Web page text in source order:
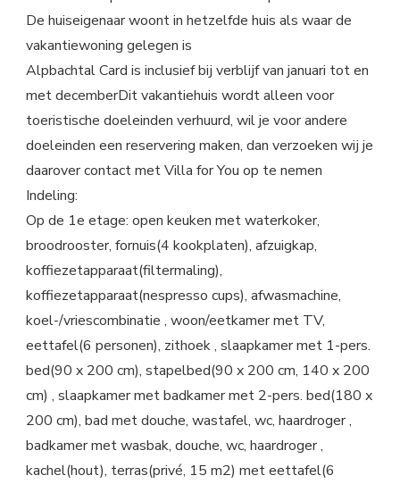
De huiseigenaar woont in hetzelfde huis als waar de
vakantiewoning gelegen is
Alpbachtal Card is inclusief bij verblijf van januari tot en
met decemberDit vakantiehuis wordt alleen voor
toeristische doeleinden verhuurd, wil je voor andere
doeleinden een reservering maken, dan verzoeken wij je
daarover contact met Villa for You op te nemen
Indeling:
Op de 1e etage: open keuken met waterkoker,
broodrooster, fornuis(4 kookplaten), afzuigkap,
koffiezetapparaat(filtermaling),
koffiezetapparaat(nespresso cups), afwasmachine,
koel-/vriescombinatie , woon/eetkamer met TV,
eettafel(6 personen), zithoek , slaapkamer met 1-pers.
bed(90 x 200 cm), stapelbed(90 x 200 cm, 140 x 200
cm) , slaapkamer met badkamer met 2-pers. bed(180 x
200 cm), bad met douche, wastafel, wc, haardroger ,
badkamer met wasbak, douche, wc, haardroger ,
kachel(hout), terras(privé, 15 m2) met eettafel(6